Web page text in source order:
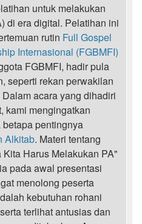
untuk melakukan
di era digital. Pelatihan ini
rutin Full Gospel
Internasional (FGBMFI)
FGBMFI, hadir pula
seperti rekan perwakilan
Dalam acara yang dihadiri
kami mengingatkan
pentingnya
Alkitab. Materi tentang
Harus Melakukan PA"
pada awal presentasi
menolong peserta
kebutuhan rohani
terlihat antusias dan